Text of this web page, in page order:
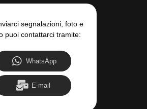
segnalazioni, foto e
puoi contattarci tramite:
WhatsApp
E-mail